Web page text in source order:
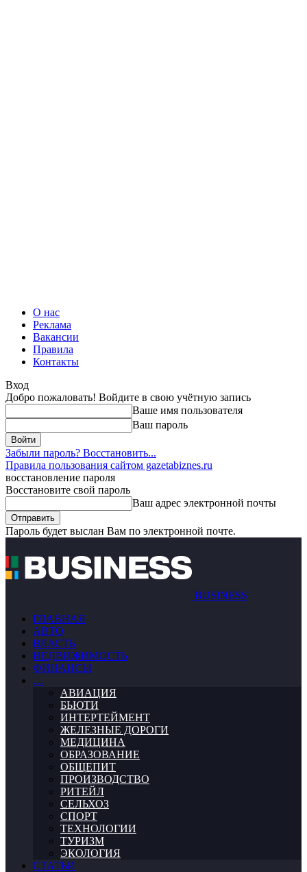
О нас
Реклама
Вакансии
Правила
Контакты
Вход
Добро пожаловать! Войдите в свою учётную запись
Ваше имя пользователя
Ваш пароль
Забыли пароль? Восстановить...
Правила пользования сайтом gazetabiznes.ru
восстановление пароля
Восстановите свой пароль
Ваш адрес электронной почты
Пароль будет выслан Вам по электронной почте.
BUSINESS
ГЛАВНАЯ
АВТО
ВЛАСТЬ
НЕДВИЖИМОСТЬ
ФИНАНСЫ
…
АВИАЦИЯ
БЬЮТИ
ИНТЕРТЕЙМЕНТ
ЖЕЛЕЗНЫЕ ДОРОГИ
МЕДИЦИНА
ОБРАЗОВАНИЕ
ОБЩЕПИТ
ПРОИЗВОДСТВО
РИТЕЙЛ
СЕЛЬХОЗ
СПОРТ
ТЕХНОЛОГИИ
ТУРИЗМ
ЭКОЛОГИЯ
СТАТЬИ